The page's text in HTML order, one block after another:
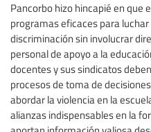
Pancorbo hizo hincapié en que
programas eficaces para
discriminación sin involucrar
personal de apoyo a la
docentes y sus sindicatos
procesos de toma de
abordar la violencia en la
alianzas indispensables en la